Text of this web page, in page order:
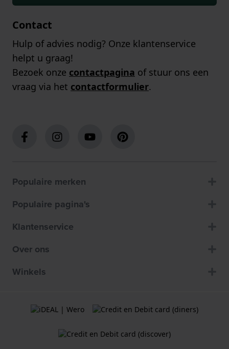
Contact
Hulp of advies nodig? Onze klantenservice
helpt u graag!
Bezoek onze contactpagina of stuur ons een
vraag via het contactformulier.
Populaire merken
Populaire pagina's
Klantenservice
Over ons
Winkels